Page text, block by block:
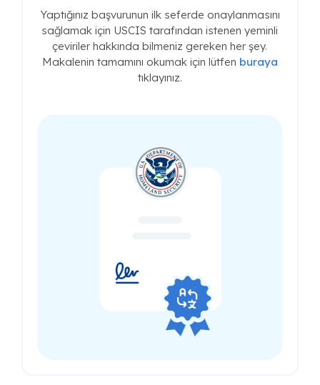
Yaptığınız başvurunun ilk seferde onaylanmasını
sağlamak için USCIS tarafından istenen yeminli
çeviriler hakkında bilmeniz gereken her şey.
Makalenin tamamını okumak için lütfen buraya
tıklayınız.